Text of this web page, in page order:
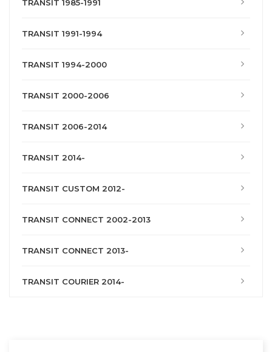
TRANSIT 1985-1991
TRANSIT 1991-1994
TRANSIT 1994-2000
TRANSIT 2000-2006
TRANSIT 2006-2014
TRANSIT 2014-
TRANSIT CUSTOM 2012-
TRANSIT CONNECT 2002-2013
TRANSIT CONNECT 2013-
TRANSIT COURIER 2014-